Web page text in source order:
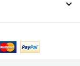
